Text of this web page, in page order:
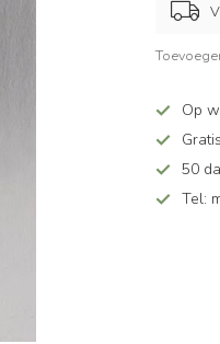
Op
50
Tel: